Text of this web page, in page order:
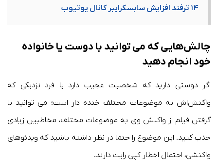
۱۴ ترفند افزایش سابسکرایبر کانال یوتیوب
چالش‌هایی که می توانید با دوست یا خانواده
خود انجام دهید
اگر دوستی دارید که شخصیت عجیب دارد یا فرد نزدیکی که
واکنش‌اش به موضوعات مختلف خنده دار است؛ می توانید با
گرفتن فیلم از واکنش وی به موضوعات مختلف، مخاطبین زیادی
جذب کنید. این موضوع را حتما در نظر داشته باشید که ویدئوهای
واکنشی، احتمال اخطار کپی رایت دارند.